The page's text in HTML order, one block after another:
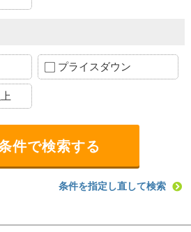
プライスダウン
条件を指定し直して検索